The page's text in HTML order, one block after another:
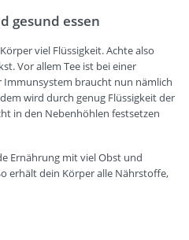
gesund essen
viel Flüssigkeit. Achte also
Vor allem Tee ist bei einer
Immunsystem braucht nun nämlich
wird durch genug Flüssigkeit der
in den Nebenhöhlen festsetzen
Ernährung mit viel Obst und
erhält dein Körper alle Nährstoffe,